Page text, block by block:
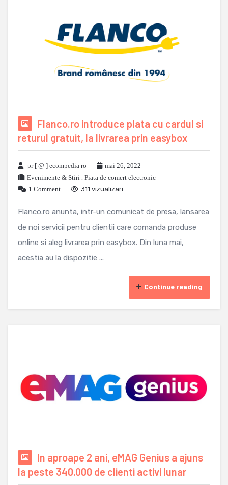
Flanco.ro introduce plata cu cardul si
returul gratuit, la livrarea prin easybox
pr [ @ ] ecompedia ro
mai 26, 2022
Evenimente & Stiri , Piata de comert electronic
1 Comment
311 vizualizari
Flanco.ro anunta, intr-un comunicat de presa, lansarea
de noi servicii pentru clientii care comanda produse
online si aleg livrarea prin easybox. Din luna mai,
acestia au la dispozitie ...
Continue reading
In aproape 2 ani, eMAG Genius a ajuns
la peste 340.000 de clienti activi lunar